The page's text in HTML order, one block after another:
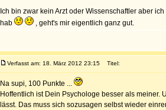
Ich bin zwar kein Arzt oder Wissenschaftler aber
hab
, geht's mir eigentlich ganz gut.
Verfasst am: 18. März 2012 23:15 Titel:
Na supi, 100 Punkte ...
Hoffentlich ist Dein Psychologe besser als
lässt. Das muss sich sozusagen selbst wieder